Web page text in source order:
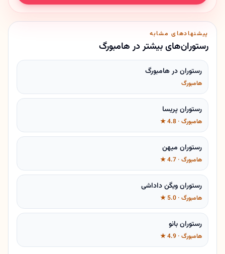
پیشنهادهای مشابه
رستوران‌های بیشتر در هامبورگ
رستوران در هامبورگ
هامبورگ
رستوران پریسا
هامبورگ · 4.8 ★
رستوران میهن
هامبورگ · 4.7 ★
رستوران ویگن داداشی
هامبورگ · 5.0 ★
رستوران بانو
هامبورگ · 4.9 ★